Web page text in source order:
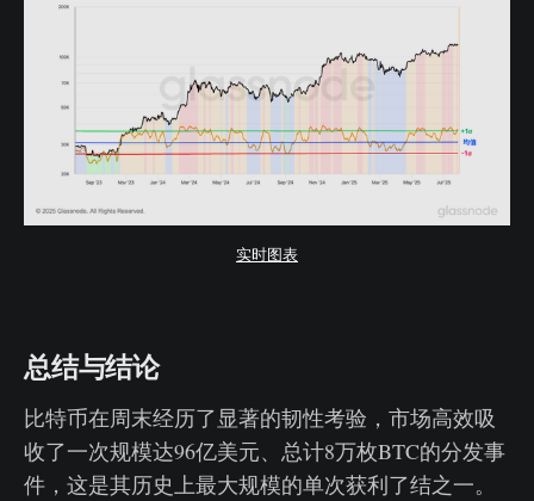
实时图表
总结与结论
比特币在周末经历了显著的韧性考验，市场高效吸
收了一次规模达96亿美元、总计8万枚BTC的分发事
件，这是其历史上最大规模的单次获利了结之一。